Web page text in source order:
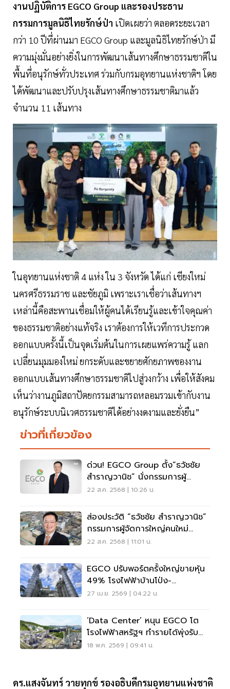
งานปฏิบัติการ EGCO Group และรองประธาน
กรรมการมูลนิธิไทยรักษ์ป่า เปิดเผยว่า ตลอดระยะเวลา
กว่า 10 ปีที่ผ่านมา EGCO Group และมูลนิธิไทยรักษ์ป่า มี
ความมุ่งมั่นอย่างยิ่งในการพัฒนาเส้นทางศึกษาธรรมชาติใน
พื้นที่อนุรักษ์ทั่วประเทศ ร่วมกับกรมอุทยานแห่งชาติฯ โดย
ได้พัฒนาและปรับปรุงเส้นทางศึกษาธรรมชาติมาแล้ว
จำนวน 11 เส้นทาง
ในอุทยานแห่งชาติ 4 แห่ง ใน 3 จังหวัด ได้แก่ เชียงใหม่
นครศรีธรรมราช และชัยภูมิ เพราะเราเชื่อว่าเส้นทางฯ
เหล่านี้คือสะพานเชื่อมให้ผู้คนได้เรียนรู้และเข้าใจคุณค่า
ของธรรมชาติอย่างแท้จริง เราต้องการให้เวทีการประกวด
ออกแบบครั้งนี้เป็นจุดเริ่มต้นในการเผยแพร่ความรู้ แลก
เปลี่ยนมุมมองใหม่ ยกระดับและขยายศักยภาพของงาน
ออกแบบเส้นทางศึกษาธรรมชาติไปสู่วงกว้าง เพื่อให้สังคม
เห็นว่างานภูมิสถาปัตยกรรมสามารถหลอมรวมเข้ากับงาน
อนุรักษ์ระบบนิเวศธรรมชาติได้อย่างงดงามและยั่งยืน”
ข่าวที่เกี่ยวข้อง
ด่วน! EGCO Group ตั้ง“ธวัชชัย
สำราญวานิช” นั่งกรรมการผู้
จัดการใหญ่คนใหม่
22 ส.ค. 2568 | 10:26 น.
ส่องประวัติ “ธวัชชัย สำราญวานิช”
กรรมการผู้จัดการใหญ่คนใหม่
EGCO Group
22 ส.ค. 2568 | 11:01 น.
EGCO ปรับพอร์ตครั้งใหญ่ขายหุ้น
49% โรงไฟฟ้าบ้านโป่ง-
คลองหลวง ปั้นธุรกิจพลังงานใหม่
27 เม.ย. 2569 | 04:22 น.
‘Data Center’ หนุน EGCO โต
โรงไฟฟ้าสหรัฐฯ ทำรายได้พุ่งรับ
กระแส AI
18 พ.ค. 2569 | 09:41 น.
ดร.แสงจันทร์ วายทุกข์ รองอธิบดีกรมอุทยานแห่งชาติ